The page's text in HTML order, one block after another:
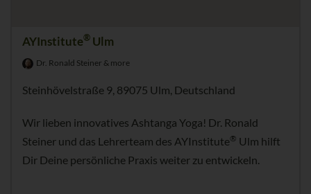
AYInstitute® Ulm
Dr. Ronald Steiner & more
Steinhövelstraße 9, 89075 Ulm, Deutschland
Wir lieben innovatives Ashtanga Yoga! Dr. Ronald
Steiner und das Lehrerteam des AYInstitute® Ulm hilft
Dir Deine persönliche Praxis weiter zu entwickeln.